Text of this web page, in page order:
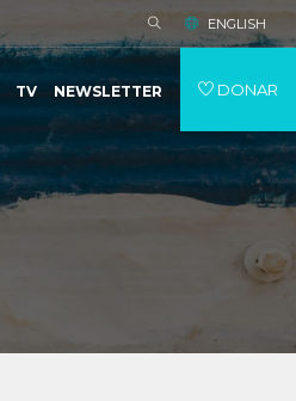
ENGLISH
TV NEWSLETTER DONAR